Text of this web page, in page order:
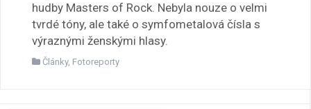
hudby Masters of Rock. Nebyla nouze o velmi
tvrdé tóny, ale také o symfometalová čísla s
výraznými ženskými hlasy.
Články, Fotoreporty